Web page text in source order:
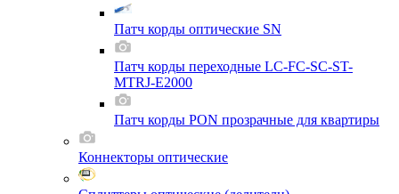
Патч корды оптические SN
Патч корды переходные LC-FC-SC-ST-
MTRJ-E2000
Патч корды PON прозрачные для квартиры
Коннекторы оптические